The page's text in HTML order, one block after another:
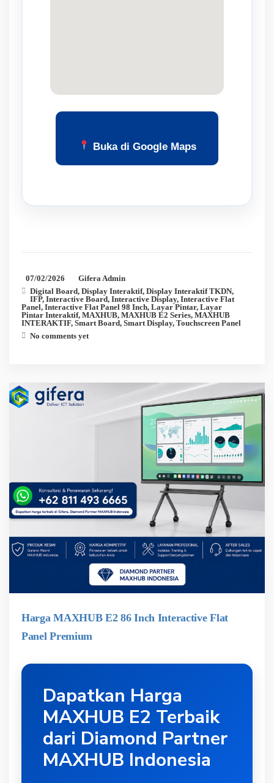
Buka di Google Maps
07/02/2026
Gifera Admin
Digital Board, Display Interaktif, Display Interaktif TKDN,
IFP, Interactive Board, Interactive Display, Interactive Flat
Panel, Interactive Flat Panel 98 Inch, Layar Pintar, Layar
Pintar Interaktif, MAXHUB, MAXHUB E2 Series, MAXHUB
INTERAKTIF, Smart Board, Smart Display, Touchscreen Panel
No comments yet
Harga MAXHUB E2 86 Inch Interactive Flat
Panel Premium
Dapatkan Harga
MAXHUB E2 Terbaik
dari Diamond Partner
MAXHUB Indonesia